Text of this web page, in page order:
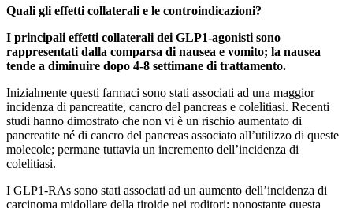
Quali gli effetti collaterali e le controindicazioni?
I principali effetti collaterali dei GLP1-agonisti sono
rappresentati dalla comparsa di nausea e vomito; la nausea
tende a diminuire dopo 4-8 settimane di trattamento.
Inizialmente questi farmaci sono stati associati ad una maggior
incidenza di pancreatite, cancro del pancreas e colelitiasi. Recenti
studi hanno dimostrato che non vi è un rischio aumentato di
pancreatite né di cancro del pancreas associato all’utilizzo di queste
molecole; permane tuttavia un incremento dell’incidenza di
colelitiasi.
I GLP1-RAs sono stati associati ad un aumento dell’incidenza di
carcinoma midollare della tiroide nei roditori; nonostante questa